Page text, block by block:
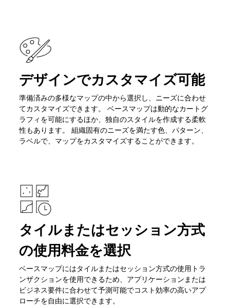
デザインでカスタマイズ可能
準備済みの多様なマップの中から選択し、ニーズに合わせ
てカスタマイズできます。 ベースマップは動的なカートグ
ラフィを可能にするほか、独自のスタイルを作成する柔軟
性もあります。 組織固有のニーズを満たす色、パターン、
ラベルで、マップをカスタマイズすることができます。
タイルまたはセッション方式
の使用料金を選択
ベースマップにはタイルまたはセッション方式の使用トラ
ンザクションを使用できるため、アプリケーションまたは
ビジネス要件に合わせて予測可能でコスト効率の高いアプ
ローチを自由に選択できます。